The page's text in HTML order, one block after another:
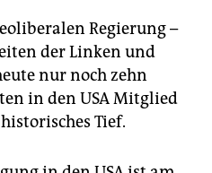
Regierung –
der Linken und
nur noch zehn
in den USA Mitglied
Tief.